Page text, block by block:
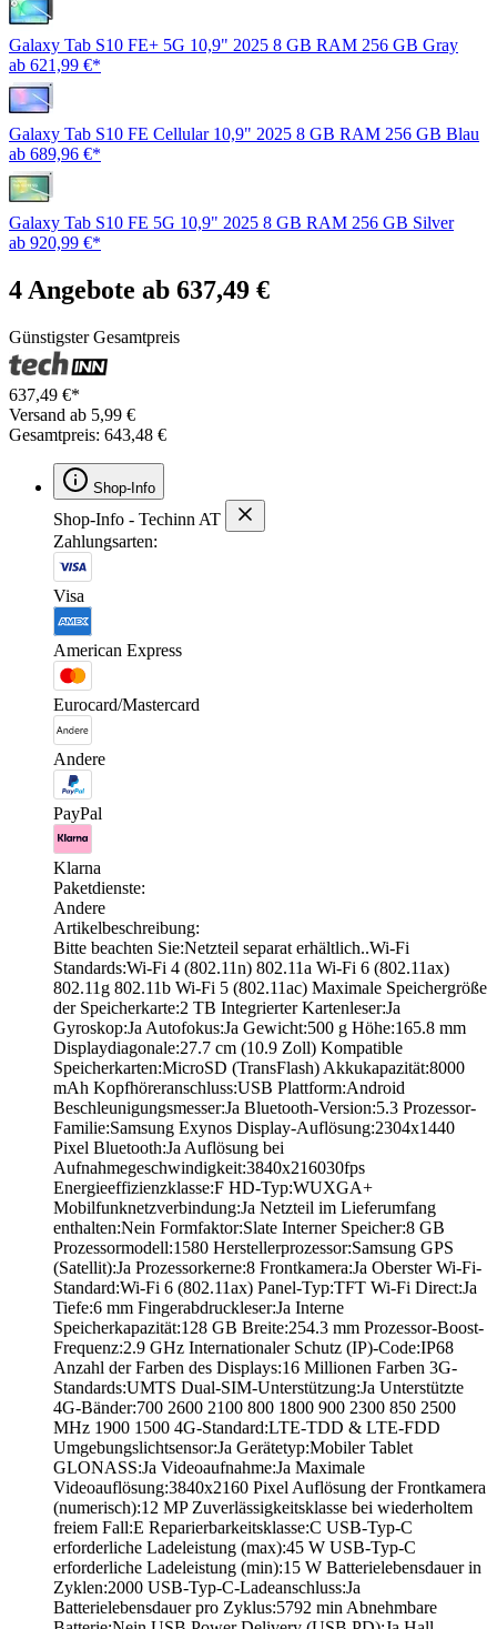
Galaxy Tab S10 FE+ 5G 10,9" 2025 8 GB RAM 256 GB Gray
ab 621,99 €*
Galaxy Tab S10 FE Cellular 10,9" 2025 8 GB RAM 256 GB Blau
ab 689,96 €*
Galaxy Tab S10 FE 5G 10,9" 2025 8 GB RAM 256 GB Silver
ab 920,99 €*
4 Angebote ab 637,49 €
Günstigster Gesamtpreis
637,49 €*
Versand ab 5,99 €
Gesamtpreis: 643,48 €
Shop-Info
Shop-Info - Techinn AT
Zahlungsarten:
Visa
American Express
Eurocard/Mastercard
Andere
PayPal
Klarna
Paketdienste:
Andere
Artikelbeschreibung:
Bitte beachten Sie:Netzteil separat erhältlich..Wi-Fi
Standards:Wi-Fi 4 (802.11n) 802.11a Wi-Fi 6 (802.11ax)
802.11g 802.11b Wi-Fi 5 (802.11ac) Maximale Speichergröße
der Speicherkarte:2 TB Integrierter Kartenleser:Ja
Gyroskop:Ja Autofokus:Ja Gewicht:500 g Höhe:165.8 mm
Displaydiagonale:27.7 cm (10.9 Zoll) Kompatible
Speicherkarten:MicroSD (TransFlash) Akkukapazität:8000
mAh Kopfhöreranschluss:USB Plattform:Android
Beschleunigungsmesser:Ja Bluetooth-Version:5.3 Prozessor-
Familie:Samsung Exynos Display-Auflösung:2304x1440
Pixel Bluetooth:Ja Auflösung bei
Aufnahmegeschwindigkeit:3840x216030fps
Energieeffizienzklasse:F HD-Typ:WUXGA+
Mobilfunknetzverbindung:Ja Netzteil im Lieferumfang
enthalten:Nein Formfaktor:Slate Interner Speicher:8 GB
Prozessormodell:1580 Herstellerprozessor:Samsung GPS
(Satellit):Ja Prozessorkerne:8 Frontkamera:Ja Oberster Wi-Fi-
Standard:Wi-Fi 6 (802.11ax) Panel-Typ:TFT Wi-Fi Direct:Ja
Tiefe:6 mm Fingerabdruckleser:Ja Interne
Speicherkapazität:128 GB Breite:254.3 mm Prozessor-Boost-
Frequenz:2.9 GHz Internationaler Schutz (IP)-Code:IP68
Anzahl der Farben des Displays:16 Millionen Farben 3G-
Standards:UMTS Dual-SIM-Unterstützung:Ja Unterstützte
4G-Bänder:700 2600 2100 800 1800 900 2300 850 2500
MHz 1900 1500 4G-Standard:LTE-TDD & LTE-FDD
Umgebungslichtsensor:Ja Gerätetyp:Mobiler Tablet
GLONASS:Ja Videoaufnahme:Ja Maximale
Videoauflösung:3840x2160 Pixel Auflösung der Frontkamera
(numerisch):12 MP Zuverlässigkeitsklasse bei wiederholtem
freiem Fall:E Reparierbarkeitsklasse:C USB-Typ-C
erforderliche Ladeleistung (max):45 W USB-Typ-C
erforderliche Ladeleistung (min):15 W Batterielebensdauer in
Zyklen:2000 USB-Typ-C-Ladeanschluss:Ja
Batterielebensdauer pro Zyklus:5792 min Abnehmbare